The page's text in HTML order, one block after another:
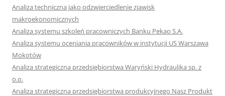
Analiza techniczna jako odzwierciedlenie zjawisk
makroekonomicznych
Analiza systemu szkoleń pracowniczych Banku Pekao S.A.
Analiza systemu oceniania pracowników w instytucji US Warszawa
Mokotów
Analiza strategiczna przedsiębiorstwa Waryński Hydraulika sp. z
o.o.
Analiza strategiczna przedsiębiorstwa produkcyjnego Nasz Produkt